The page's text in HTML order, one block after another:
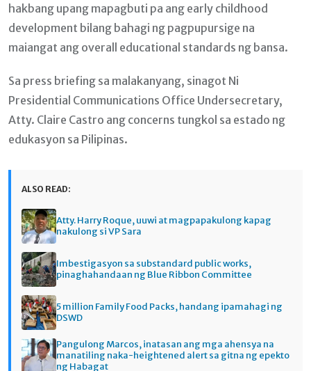
hakbang upang mapagbuti pa ang early childhood
development bilang bahagi ng pagpupursige na
maiangat ang overall educational standards ng bansa.
Sa press briefing sa malakanyang, sinagot Ni
Presidential Communications Office Undersecretary,
Atty. Claire Castro ang concerns tungkol sa estado ng
edukasyon sa Pilipinas.
ALSO READ:
Atty. Harry Roque, uuwi at magpapakulong kapag
nakulong si VP Sara
Imbestigasyon sa substandard public works,
pinaghahandaan ng Blue Ribbon Committee
5 million Family Food Packs, handang ipamahagi ng
DSWD
Pangulong Marcos, inatasan ang mga ahensya na
manatiling naka-heightened alert sa gitna ng epekto
ng Habagat